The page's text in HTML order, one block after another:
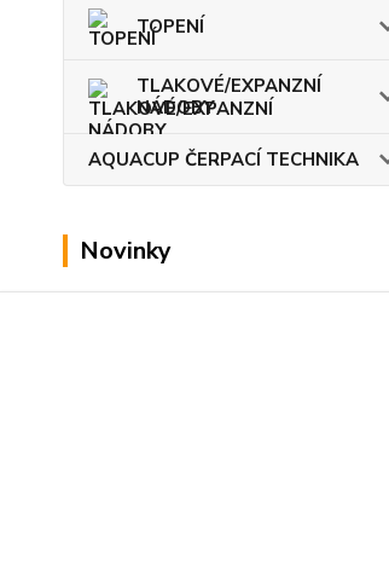
TOPENÍ
TLAKOVÉ/EXPANZNÍ
NÁDOBY
AQUACUP ČERPACÍ TECHNIKA
Novinky